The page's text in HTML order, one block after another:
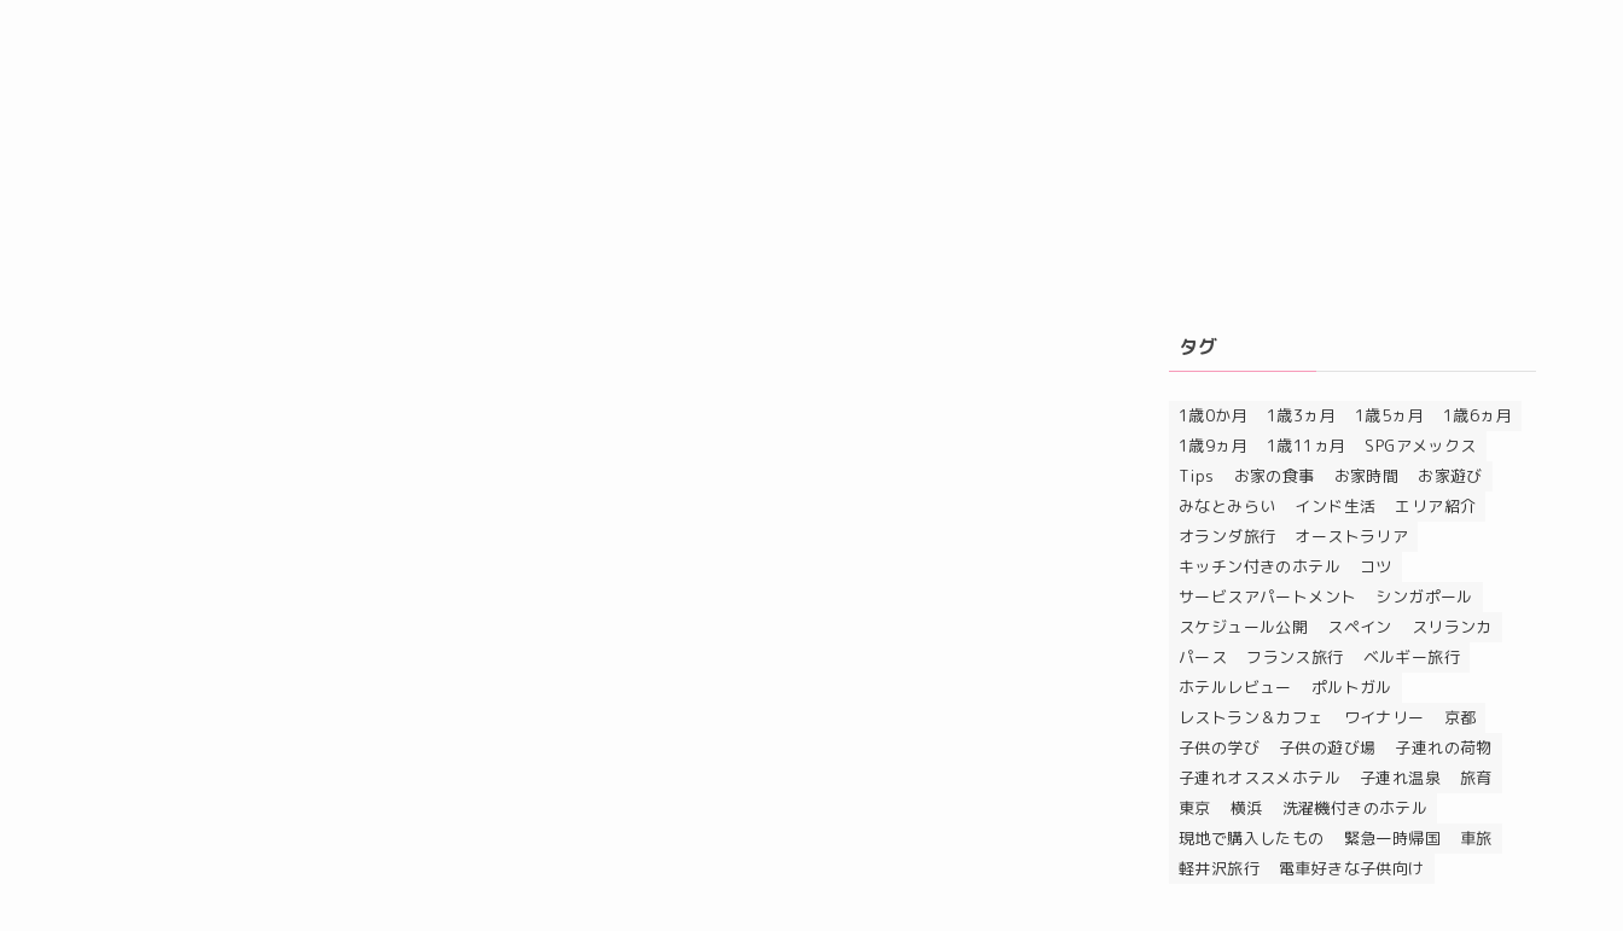
タグ
1歳0か月 1歳3ヵ月 1歳5ヵ月
1歳6ヵ月
1歳9ヵ月
1歳11ヵ月
SPGアメックス
Tips
お家の食事 お家時間
お家遊び
みなとみらい
インド生活
エリア紹介
オランダ旅行
オーストラリア
キッチン付きのホテル
コツ
サービスアパートメント
シンガポール
スケジュール公開
スペイン
スリランカ
パース
フランス旅行
ベルギー旅行
ホテルレビュー
ポルトガル
レストラン＆カフェ
ワイナリー
京都
子供の学び
子供の遊び場
子連れの荷物
子連れオススメホテル
子連れ温泉
旅育
東京
横浜
洗濯機付きのホテル
現地で購入したもの
緊急一時帰国
車旅
軽井沢旅行
電車好きな子供向け